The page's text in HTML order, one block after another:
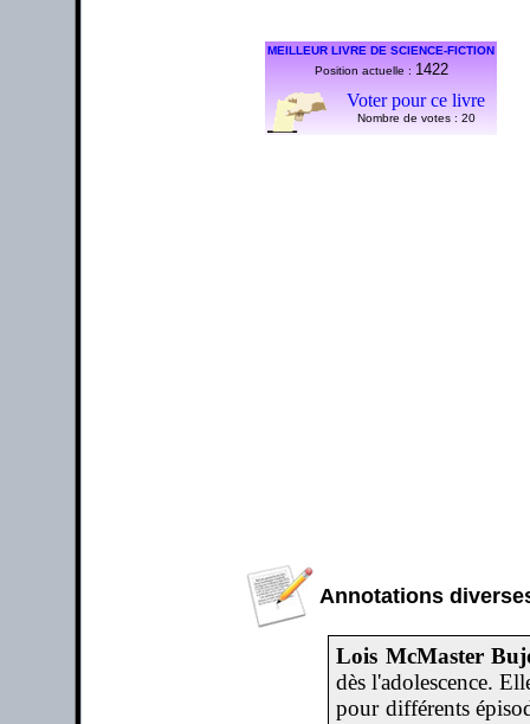
MEILLEUR LIVRE DE SCIENCE-FICTION
Position actuelle : 1422
Voter pour ce livre
Nombre de votes : 20
Annotations
Lois McMaster
dès l'adolescence.
pour différents